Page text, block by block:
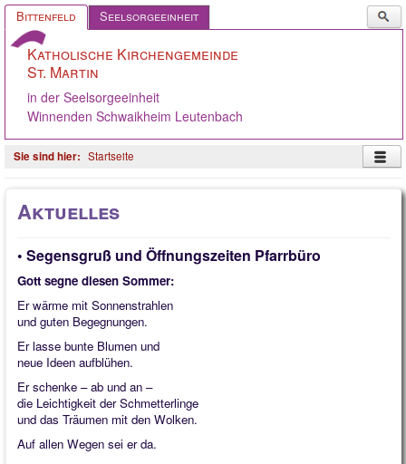
Bittenfeld Seelsorgeeinheit
...
Katholische Kirchengemeinde
St. Martin
in der Seelsorgeeinheit
Winnenden Schwaikheim Leutenbach
Startseite
Pastoralteam
Gemeinde
Gremien
Angebote
Ökumene
Gelebter Glaube
Quintessenz
Spirituelles
Aktuelles
• Segensgruß und Öffnungszeiten Pfarrbüro
Gott segne diesen Sommer:
Er wärme mit Sonnenstrahlen
und guten Begegnungen.
Er lasse bunte Blumen und
neue Ideen aufblühen.
Er schenke – ab und an –
die Leichtigkeit der Schmetterlinge
und das Träumen mit den Wolken.
Auf allen Wegen sei er da.